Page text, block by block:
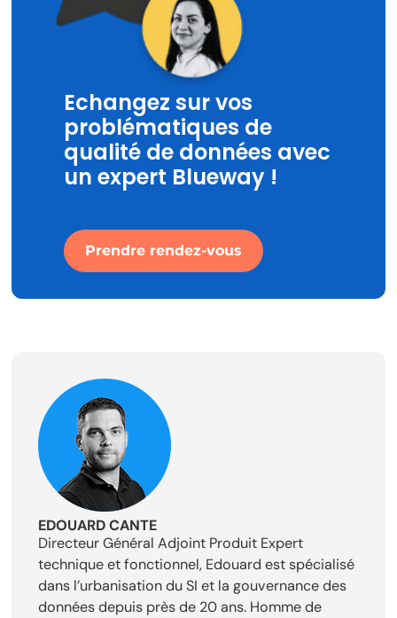
Echangez sur vos
problématiques de
qualité de données avec
un expert Blueway !
Prendre rendez-vous
EDOUARD CANTE
Directeur Général Adjoint Produit Expert
technique et fonctionnel, Edouard est spécialisé
dans l’urbanisation du SI et la gouvernance des
données depuis près de 20 ans. Homme de